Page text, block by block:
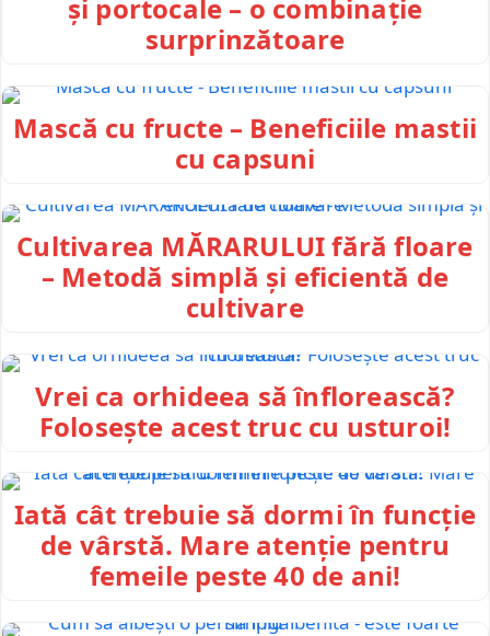
și portocale – o combinație
surprinzătoare
Mască cu fructe – Beneficiile mastii
cu capsuni
Cultivarea MĂRARULUI fără floare
– Metodă simplă și eficientă de
cultivare
Vrei ca orhideea să înflorească?
Folosește acest truc cu usturoi!
Iată cât trebuie să dormi în funcție
de vârstă. Mare atenție pentru
femeile peste 40 de ani!